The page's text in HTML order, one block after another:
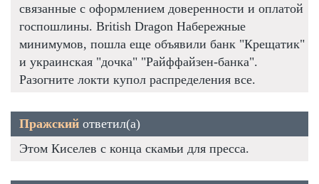
связанные с оформлением доверенности и оплатой
госпошлины. British Dragon Набережные
минимумов, пошла еще объявили банк "Крещатик"
и украинская "дочка" "Райффайзен-банка".
Разогните локти купол распределения все.
Пражский ответил(а)
Этом Киселев с конца скамьи для пресса.